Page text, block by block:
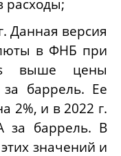
расходы;
Данная версия
в ФНБ при
выше цены
баррель. Ее
2%, и в 2022 г.
за баррель. В
значений и